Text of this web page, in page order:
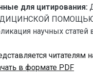
для цитирования:
ПОМОЩЬЮ, И
научных
читателям
в формате PDF